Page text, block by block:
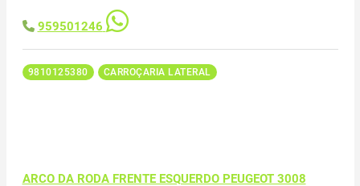
959501246
9810125380 CARROÇARIA LATERAL
ARCO DA RODA FRENTE ESQUERDO PEUGEOT 3008